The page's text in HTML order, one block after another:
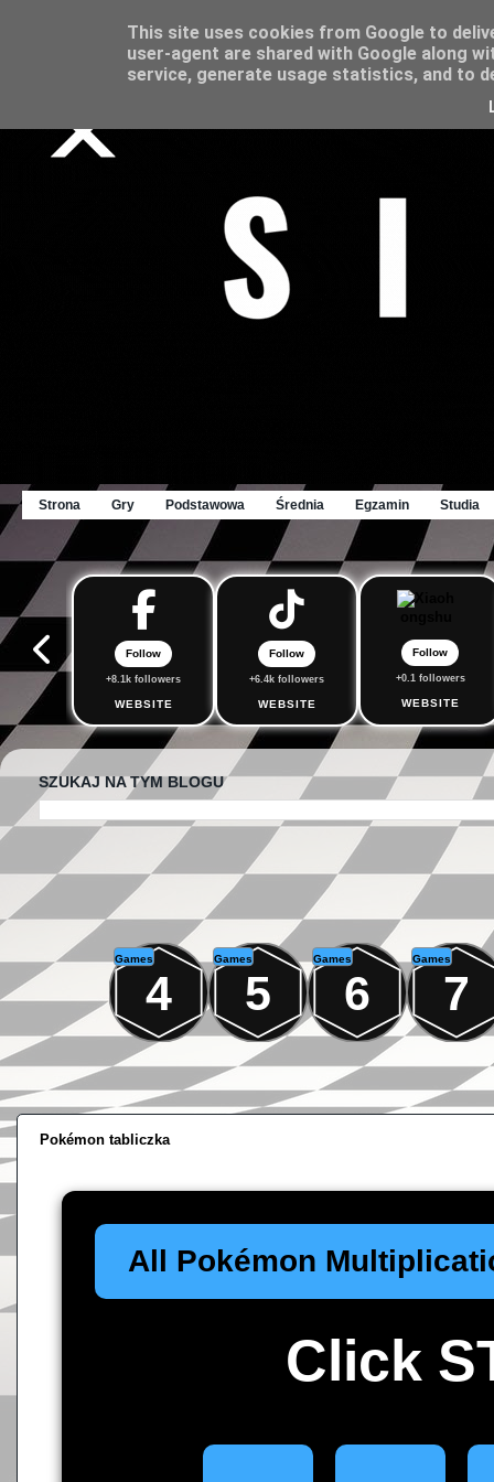
Strona Gry Podstawowa Średnia Egzamin Studia
Follow
+8.1k followers
WEBSITE
Follow
+6.4k followers
WEBSITE
Follow
+0.1 followers
WEBSITE
SZUKAJ NA TYM BLOGU
Games
4
Games
5
Games
6
Games
7
Pokémon tabliczka
All Pokémon
Click
This site uses cookies from Google to
user-agent are shared with Google along
service, generate usage statistics, and to